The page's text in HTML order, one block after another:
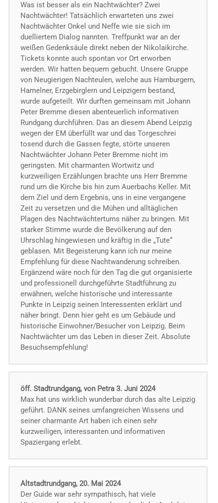
Was ist besser als ein Nachtwächter? Zwei
Nachtwächter! Tatsächlich erwarteten uns zwei
Nachtwächter Onkel und Neffe wie sie sich im
duelliertem Dialog nannten. Treffpunkt war an der
weißen Gedenksäule direkt neben der Nikolaikirche.
Tickets konnte auch spontan vor Ort erworben
werden. Wir hatten bequem gebucht. Unsere Gruppe
von Neugierigen Nachteulen, welche aus Hamburgern,
Hamelner, Erzgebirglern und Leipzigern bestand,
wurde aufgeteilt. Wir durften gemeinsam mit Johann
Peter Bremme diesen abenteuerlich informativen
Rundgang durchführen. Das an diesem Abend Leipzig
wegen der EM überfüllt war und das Torgeschrei
tosend durch die Gassen fegte, störte unseren
Nachtwächter Johann Peter Bremme nicht im
geringsten. Mit charmanten Wortwitz und
kurzweiligen Erzählungen brachte uns Herr Bremme
rund um die Kirche bis hin zum Auerbachs Keller. Mit
dem Ziel und dem Ergebnis, uns in eine vergangene
Zeit zu versetzen und die Mühen und alltäglichen
Plagen des Nachtwächtertums näher zu bringen. Mit
starker Stimme wurde die Bevölkerung auf den
Uhrschlag hingewiesen und kräftig in die „Tute“
geblasen. Mit Begeisterung kann ich nur meine
Empfehlung für diese Nachtwanderung schreiben.
Ergänzend wäre noch für den Tag die gut organisierte
und professionell durchgeführte Stadtführung zu
erwähnen, welche historische und interessante
Punkte in Leipzig seinen Interessenten erklärt und
näher bringt. Denn hier geht es um Gebäude und
historische Einwohner/Besucher von Leipzig. Beim
Nachtwächter um das Leben in dieser Zeit. Absolute
Besuchsempfehlung!
öff. Stadtrundgang, von Petra 3. Juni 2024
Max hat uns wirklich wunderbar durch das alte Leipzig
geführt. DANK seines umfangreichen Wissens und
seiner charmante Art haben ich einen sehr
kurzweiligen, interessanten und informativen
Spaziergang erlebt.
Altstadtrundgang, 20. Mai 2024
Der Guide war sehr sympathisch, hat viele